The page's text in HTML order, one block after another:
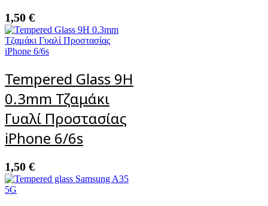
1,50 €
Tempered Glass 9H
0.3mm Τζαμάκι
Γυαλί Προστασίας
iPhone 6/6s
1,50 €